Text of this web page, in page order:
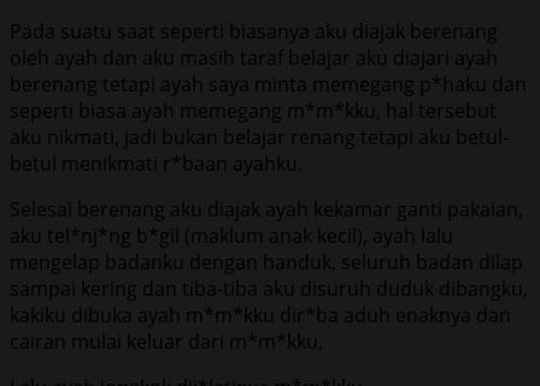
Pada suatu saat seperti biasanya aku diajak berenang
oleh ayah dan aku masih taraf belajar aku diajari ayah
berenang tetapi ayah saya minta memegang p*haku dan
seperti biasa ayah memegang m*m*kku, hal tersebut
aku nikmati, jadi bukan belajar renang tetapi aku betul-
betul menikmati r*baan ayahku.
Selesai berenang aku diajak ayah kekamar ganti pakaian,
aku tel*nj*ng b*gil (maklum anak kecil), ayah lalu
mengelap badanku dengan handuk, seluruh badan dilap
sampai kering dan tiba-tiba aku disuruh duduk dibangku,
kakiku dibuka ayah m*m*kku dir*ba aduh enaknya dan
cairan mulai keluar dari m*m*kku,